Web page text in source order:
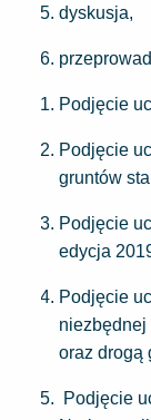
dyskusja,
Podjęcie
Podjęcie
gruntów
Podjęcie
edycja
Podjęcie
niezbędnej
oraz drogą
Podjęcie